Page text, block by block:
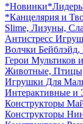
*Новинки
*Канцелярия и
Slime, Лизуны,
Антистресс
Волчки
Герои Мультиков
Животные,
Игрушки Для
Интерактивные и
Конструкторы
Конструкторы